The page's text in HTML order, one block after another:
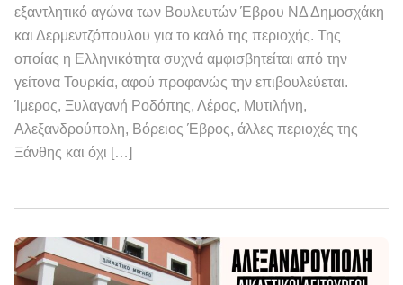
εξαντλητικό αγώνα των Βουλευτών Έβρου ΝΔ Δημοσχάκη
και Δερμεντζόπουλου για το καλό της περιοχής. Της
οποίας η Ελληνικότητα συχνά αμφισβητείται από την
γείτονα Τουρκία, αφού προφανώς την επιβουλεύεται.
Ίμερος, Ξυλαγανή Ροδόπης, Λέρος, Μυτιλήνη,
Αλεξανδρούπολη, Βόρειος Έβρος, άλλες περιοχές της
Ξάνθης και όχι […]